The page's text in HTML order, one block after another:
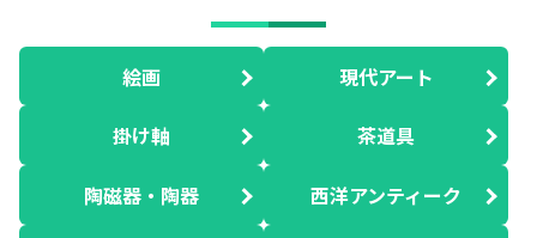
絵画 現代アート
掛け軸 茶道具
陶磁器・陶器 西洋アンティーク